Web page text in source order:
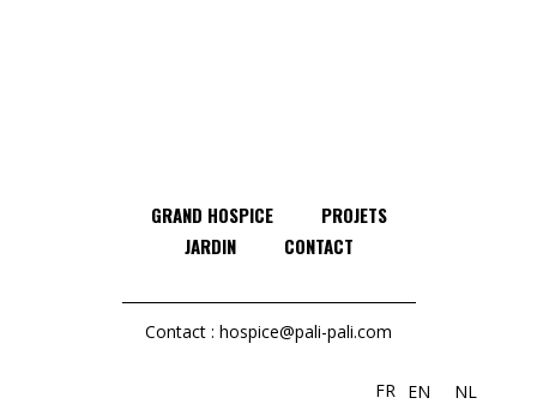
GRAND HOSPICE
PROJETS
JARDIN
CONTACT
Contact : hospice@pali-pali.com
FR EN NL